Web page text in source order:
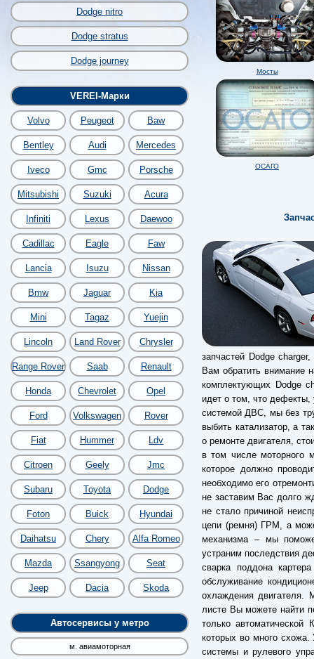
Dodge nitro
Dodge stratus
Dodge journey
VEREI-Марки
Volvo Peugeot Baw
Bentley Audi Mercedes
Iveco Gmc Porsche
Mitsubishi Suzuki Acura
Infiniti Lexus Daewoo
Cadillac Eagle Faw
Lancia Isuzu Nissan
Bmw Jaguar Kia
Mini Tagaz Yuejin
Lincoln Land Rover Chrysler
Range Rover Saab Renault
Honda Chevrolet Opel
Ford Volkswagen Rover
Fiat Hummer Ldv
Citroen Geely Jmc
Subaru Toyota Dodge
Foton Buick Hyundai
Daihatsu Chery Alfa Romeo
Mazda Ssangyong Seat
Jeep Dacia Skoda
Автосервисы у метро
м. авиамоторная
Мосты
ОСАГО
запчастей Dodge
Вам обратить внимание
комплектующих Dodge
идет о том, что дефекты,
системой ДВС, мы без
выбить катализатор, а
о ремонте двигателя,
в том числе моторного
которое должно
необходимо его
не заставим Вас долго
не стало причиной
цепи (ремня) ГРМ, а
механизма – мы
устраним последствия
сварка поддона
обслуживание
охлаждения
листе Вы можете найти
только
которых во много схожа.
системы и рулевого